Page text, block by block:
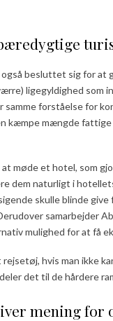
også besluttet sig for at
ligegyldighed som
samme forståelse for
kæmpe mængde
møde et hotel, som
dem naturligt i
skulle blinde
samarbejder
mulighed for at få
hvis man ikke
det til de hårdere
mening for